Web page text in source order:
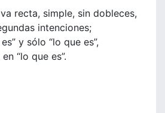
recta, simple, sin dobleces,
intenciones;
y sólo “lo que es”,
“lo que es”.